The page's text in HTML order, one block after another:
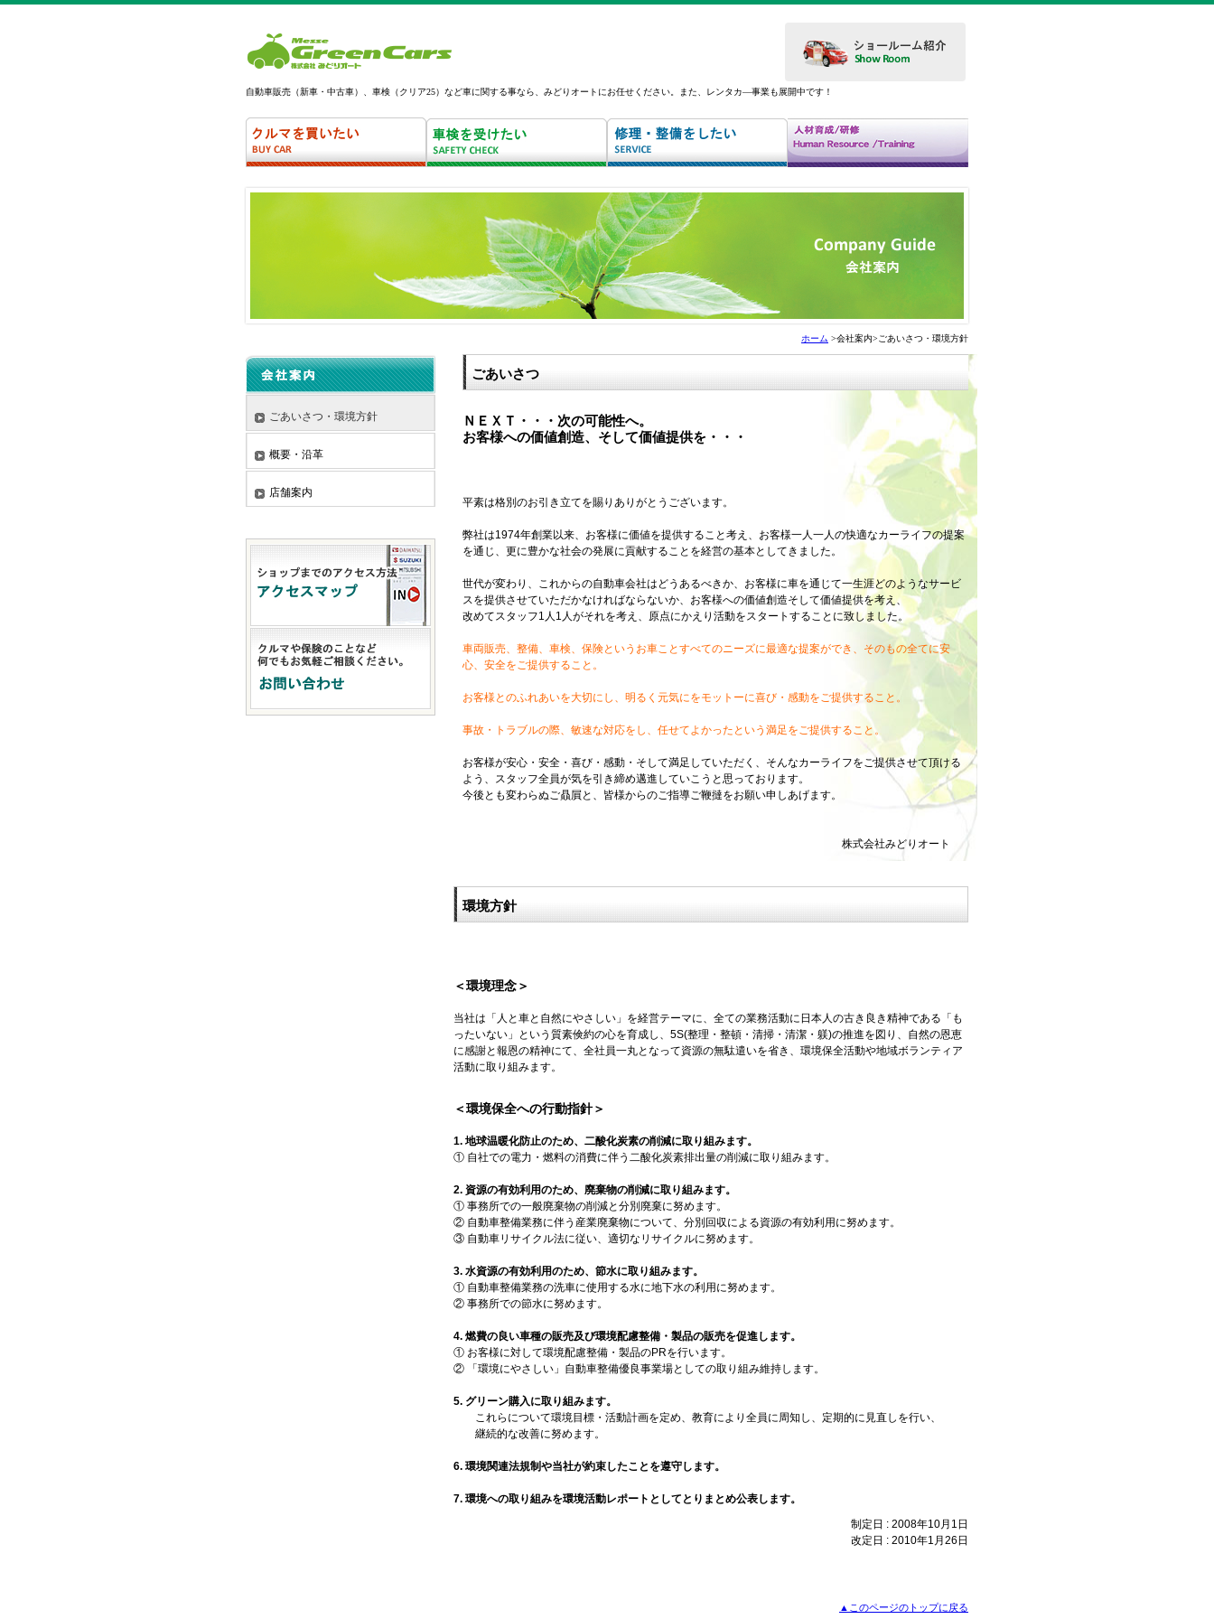
自動車販売（新車・中古車）、車検（クリア25）など車に関する事なら、みどりオートにお任せください。また、レンタカ―事業も展開中です！
ホーム >会社案内>ごあいさつ・環境方針
ごあいさつ・環境方針
概要・沿革
店舗案内
ごあいさつ
ＮＥＸＴ・・・次の可能性へ。
お客様への価値創造、そして価値提供を・・・
平素は格別のお引き立てを賜りありがとうございます。
弊社は1974年創業以来、お客様に価値を提供すること考え、お客様一人一人の快適なカーライフの提案
を通じ、更に豊かな社会の発展に貢献することを経営の基本としてきました。
世代が変わり、これからの自動車会社はどうあるべきか、お客様に車を通じて一生涯どのようなサービ
スを提供させていただかなければならないか、お客様への価値創造そして価値提供を考え、
改めてスタッフ1人1人がそれを考え、原点にかえり活動をスタートすることに致しました。
車両販売、整備、車検、保険というお車ことすべてのニーズに最適な提案ができ、そのもの全てに安
心、安全をご提供すること。
お客様とのふれあいを大切にし、明るく元気にをモットーに喜び・感動をご提供すること。
事故・トラブルの際、敏速な対応をし、任せてよかったという満足をご提供すること。
お客様が安心・安全・喜び・感動・そして満足していただく、そんなカーライフをご提供させて頂ける
よう、スタッフ全員が気を引き締め邁進していこうと思っております。
今後とも変わらぬご贔屓と、皆様からのご指導ご鞭撻をお願い申しあげます。
株式会社みどりオート
環境方針
＜環境理念＞
当社は「人と車と自然にやさしい」を経営テーマに、全ての業務活動に日本人の古き良き精神である「も
ったいない」という質素倹約の心を育成し、5S(整理・整頓・清掃・清潔・躾)の推進を図り、自然の恩恵
に感謝と報恩の精神にて、全社員一丸となって資源の無駄遣いを省き、環境保全活動や地域ボランティア
活動に取り組みます。
＜環境保全への行動指針＞
1. 地球温暖化防止のため、二酸化炭素の削減に取り組みます。
① 自社での電力・燃料の消費に伴う二酸化炭素排出量の削減に取り組みます。
2. 資源の有効利用のため、廃棄物の削減に取り組みます。
① 事務所での一般廃棄物の削減と分別廃棄に努めます。
② 自動車整備業務に伴う産業廃棄物について、分別回収による資源の有効利用に努めます。
③ 自動車リサイクル法に従い、適切なリサイクルに努めます。
3. 水資源の有効利用のため、節水に取り組みます。
① 自動車整備業務の洗車に使用する水に地下水の利用に努めます。
② 事務所での節水に努めます。
4. 燃費の良い車種の販売及び環境配慮整備・製品の販売を促進します。
① お客様に対して環境配慮整備・製品のPRを行います。
② 「環境にやさしい」自動車整備優良事業場としての取り組み維持します。
5. グリーン購入に取り組みます。
これらについて環境目標・活動計画を定め、教育により全員に周知し、定期的に見直しを行い、
継続的な改善に努めます。
6. 環境関連法規制や当社が約束したことを遵守します。
7. 環境への取り組みを環境活動レポートとしてとりまとめ公表します。
制定日 : 2008年10月1日
改定日 : 2010年1月26日
▲このページのトップに戻る